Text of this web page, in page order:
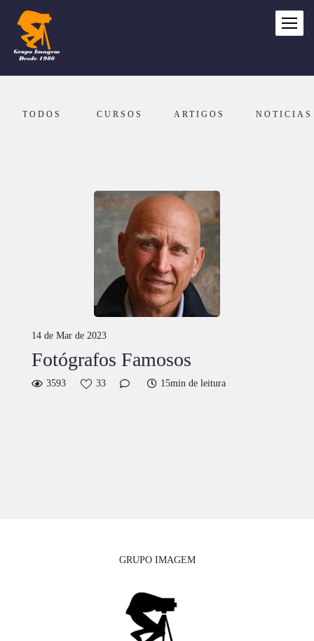
TODOS CURSOS ARTIGOS NOTICIAS
14 de Mar de 2023
Fotógrafos Famosos
3593 33 15min de leitura
GRUPO IMAGEM